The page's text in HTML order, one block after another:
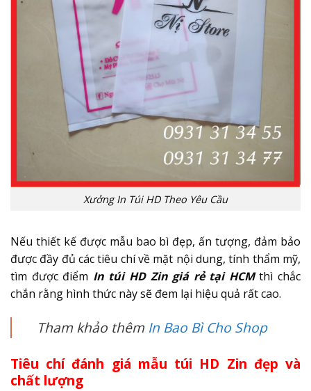
Xưởng In Túi HD Theo Yêu Cầu
Nếu thiết kế được mẫu bao bì đẹp, ấn tượng, đảm bảo
được đầy đủ các tiêu chí về mặt nội dung, tính thẩm mỹ,
tìm được điểm In túi HD Zin giá rẻ tại HCMthì chắc
chắn rằng hình thức này sẽ đem lại hiệu quả rất cao.
Tham khảo thêm In Bao Bì Cho Shop
Tiêu chí đánh giá mẫu túi HD Zin đẹp và
chất lượng